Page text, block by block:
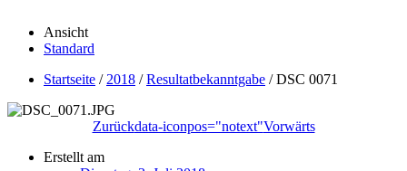
Ansicht
Standard
Startseite /2018 /Resultatbekanntgabe /DSC 0071
Zurückdata-iconpos="notext"Vorwärts
Erstellt am